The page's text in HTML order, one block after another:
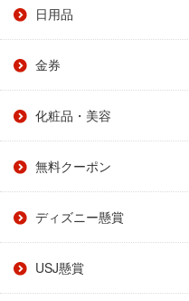
日用品
金券
化粧品・美容
無料クーポン
ディズニー懸賞
USJ懸賞